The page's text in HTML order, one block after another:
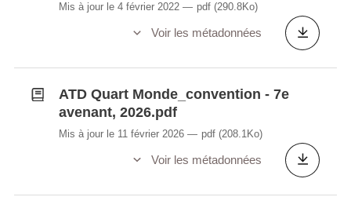
Mis à jour le 4 février 2022 pdf (290.8Ko)
Voir les métadonnées
ATD Quart Monde_convention - 7e
avenant, 2026.pdf
Mis à jour le 11 février 2026 pdf (208.1Ko)
Voir les métadonnées